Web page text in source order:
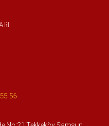
56